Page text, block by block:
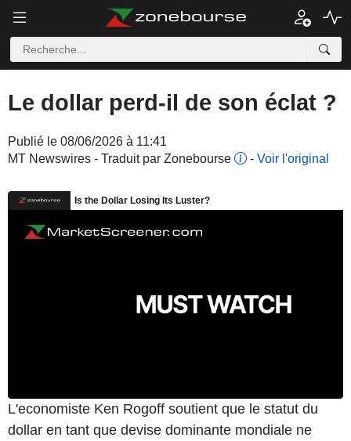
Le dollar perd-il de son éclat ?
Publié le 08/06/2026 à 11:41
MT Newswires - Traduit par Zonebourse
- Voir l'original
L'economiste Ken Rogoff soutient que le statut du
dollar en tant que devise dominante mondiale ne